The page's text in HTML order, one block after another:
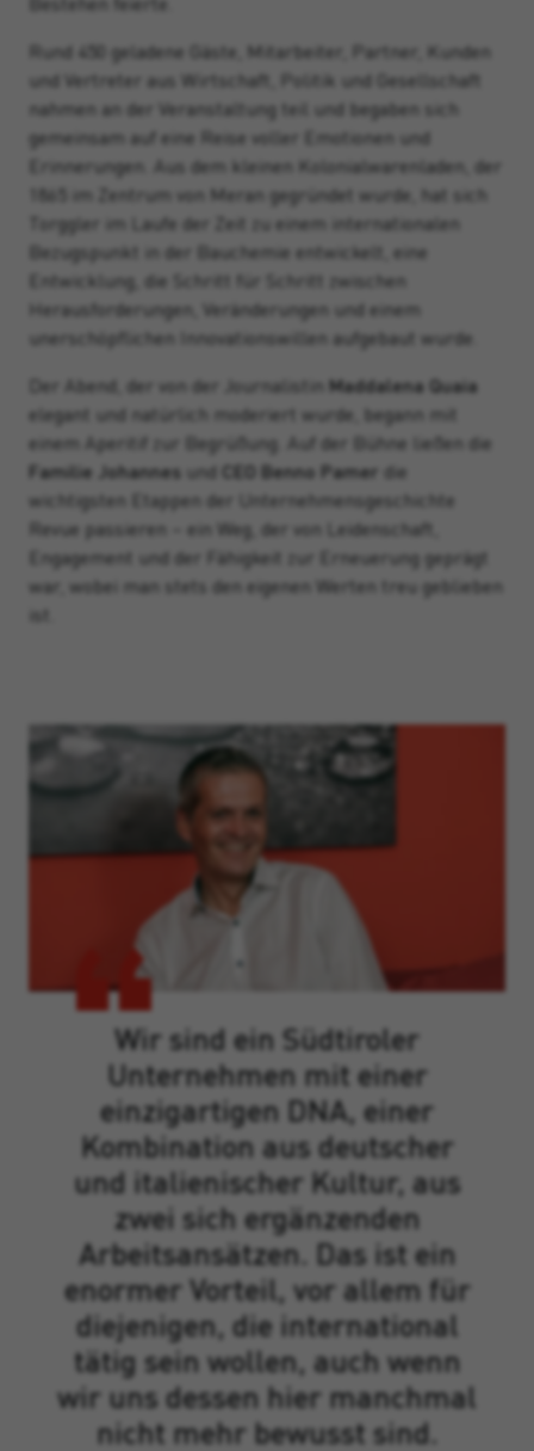
Rund 450 geladene Gäste, Mitarbeiter, Partner, Kunden
und Vertreter aus Wirtschaft, Politik und Gesellschaft
nahmen an der Veranstaltung teil und begaben sich
gemeinsam auf eine Reise voller Emotionen und
Erinnerungen. Aus dem kleinen Kolonialwarenladen, der
1865 im Zentrum von Meran gegründet wurde, hat sich
Torggler im Laufe der Zeit zu einem internationalen
Bezugspunkt in der Bauchemie entwickelt, eine
Entwicklung, die Schritt für Schritt zwischen
Herausforderungen, Veränderungen und einem
unerschöpflichen Innovationswillen aufgebaut wurde.
Der Abend, der von der Journalistin Maddalena Quaia
elegant und natürlich moderiert wurde, begann mit
einem Aperitif zur Begrüßung. Auf der Bühne ließen die
Familie Johannes und CEO Benno Pamer die
wichtigsten Etappen der Unternehmensgeschichte
Revue passieren – ein Weg, der von Leidenschaft,
Engagement und der Fähigkeit zur Erneuerung geprägt
war, wobei man stets den eigenen Werten treu geblieben
ist.
Wir sind ein Südtiroler
Unternehmen mit einer
einzigartigen DNA, einer
Kombination aus deutscher
und italienischer Kultur, aus
zwei sich ergänzenden
Arbeitsansätzen. Das ist ein
enormer Vorteil, vor allem für
diejenigen, die international
tätig sein wollen, auch wenn
wir uns dessen hier manchmal
nicht mehr bewusst sind.